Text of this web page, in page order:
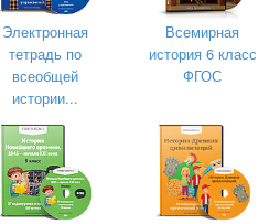
Главный вопрос истории
Удалось ли построить счастливое
Этот вопрос для конкретики мы
экономическую, социальную и
Электронная
тетрадь по
всеобщей
истории...
Всемирная
история 6 класс
ФГОС